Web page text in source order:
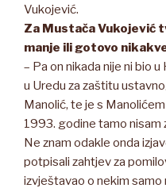
Vukojević.
Za Mustača Vukojević
manje ili gotovo
– Pa on nikada nije ni bio
u Uredu za zaštitu
Manolić, te je s
1993. godine tamo nisam
Ne znam odakle onda
potpisali zahtjev za
izvještavao o nekim samo